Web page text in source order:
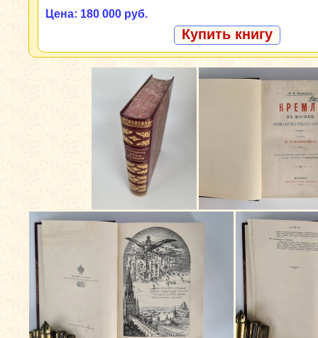
Цена: 180 000 руб.
Купить книгу